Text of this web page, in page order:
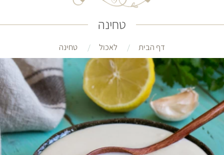
טחינה
דף הבית לאכול טחינה